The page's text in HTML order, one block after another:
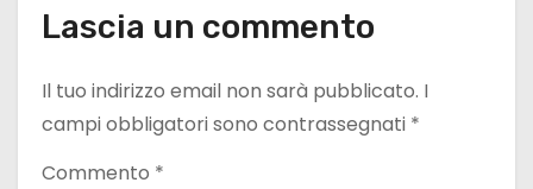
Lascia un commento
Il tuo indirizzo email non sarà pubblicato. I
campi obbligatori sono contrassegnati *
Commento *